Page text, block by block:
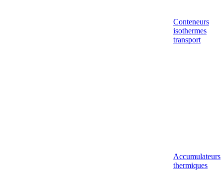
Conteneurs
isothermes
transport
Accumulateurs
thermiques